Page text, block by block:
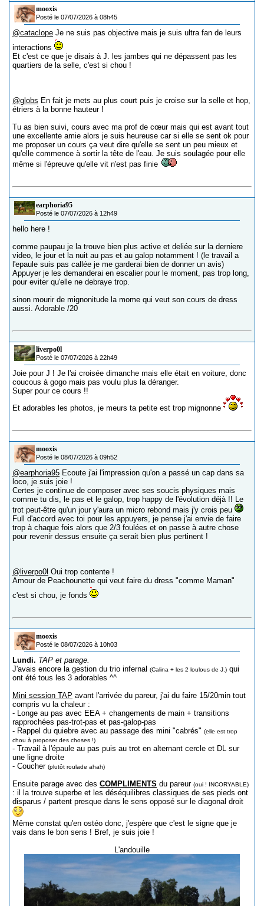
mooxis
Posté le 07/07/2026 à 08h45
@cataclope Je ne suis pas objective mais je suis ultra fan de leurs
interactions
Et c'est ce que je disais à J. les jambes qui ne dépassent pas les
quartiers de la selle, c'est si chou !
@globs En fait je mets au plus court puis je croise sur la selle et hop,
étriers à la bonne hauteur !
Tu as bien suivi, cours avec ma prof de cœur mais qui est avant tout
une excellente amie alors je suis heureuse car si elle se sent ok pour
me proposer un cours ça veut dire qu'elle se sent un peu mieux et
qu'elle commence à sortir la tête de l'eau. Je suis soulagée pour elle
même si l'épreuve qu'elle vit n'est pas finie
earphoria95
Posté le 07/07/2026 à 12h49
hello here !
comme paupau je la trouve bien plus active et deliée sur la derniere
video, le jour et la nuit au pas et au galop notamment ! (le travail a
l'epaule suis pas callée je me garderai bien de donner un avis)
Appuyer je les demanderai en escalier pour le moment, pas trop long,
pour eviter qu'elle ne debraye trop.
sinon mourir de mignonitude la mome qui veut son cours de dress
aussi. Adorable /20
liverpo0l
Posté le 07/07/2026 à 22h49
Joie pour J ! Je l'ai croisée dimanche mais elle était en voiture, donc
coucous à gogo mais pas voulu plus la déranger.
Super pour ce cours !!
Et adorables les photos, je meurs ta petite est trop mignonne
mooxis
Posté le 08/07/2026 à 09h52
@earphoria95 Ecoute j'ai l'impression qu'on a passé un cap dans sa
loco, je suis joie !
Certes je continue de composer avec ses soucis physiques mais
comme tu dis, le pas et le galop, trop happy de l'évolution déjà !! Le
trot peut-être qu'un jour y'aura un micro rebond mais j'y crois peu
Full d'accord avec toi pour les appuyers, je pense j'ai envie de faire
trop à chaque fois alors que 2/3 foulées et on passe à autre chose
pour revenir dessus ensuite ça serait bien plus pertinent !
@liverpo0l Oui trop contente !
Amour de Peachounette qui veut faire du dress "comme Maman"
c'est si chou, je fonds
mooxis
Posté le 08/07/2026 à 10h03
Lundi. TAP et parage.
J'avais encore la gestion du trio infernal (Calina + les 2 loulous de J.) qui
ont été tous les 3 adorables ^^
Mini session TAP avant l'arrivée du pareur, j'ai du faire 15/20min tout
compris vu la chaleur :
- Longe au pas avec EEA + changements de main + transitions
rapprochées pas-trot-pas et pas-galop-pas
- Rappel du quiebre avec au passage des mini "cabrés" (elle est trop
chou à proposer des choses !)
- Travail à l'épaule au pas puis au trot en alternant cercle et DL sur
une ligne droite
- Coucher (plutôt roulade ahah)
Ensuite parage avec des COMPLIMENTS du pareur (oui ! INCORYABLE)
: il la trouve superbe et les déséquilibres classiques de ses pieds ont
disparus / partent presque dans le sens opposé sur le diagonal droit
Même constat qu'en ostéo donc, j'espère que c'est le signe que je
vais dans le bon sens ! Bref, je suis joie !
L'andouille